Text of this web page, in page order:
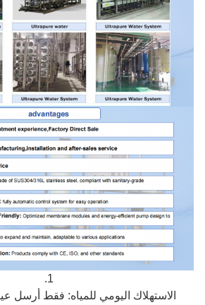
1.
الاستهلاك اليومي للمياه: فقط أرسل